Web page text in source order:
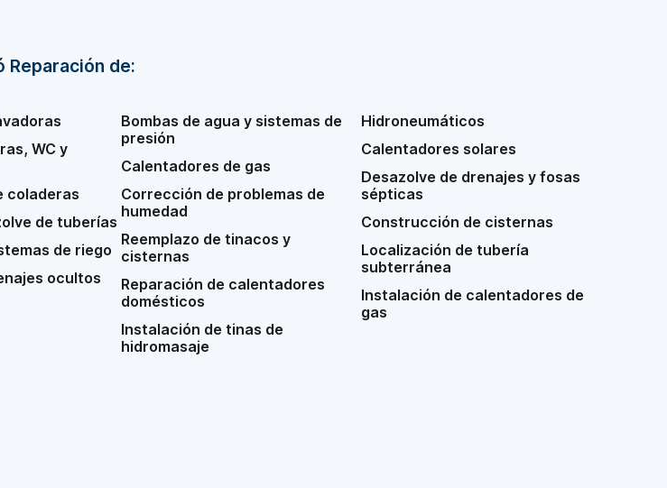
Reparación de:
WC y
coladeras
de tuberías
de riego
ocultos
Bombas de agua y sistemas de
presión
Calentadores de gas
Corrección de problemas de
humedad
Reemplazo de tinacos y
cisternas
Reparación de calentadores
domésticos
Instalación de tinas de
hidromasaje
Hidroneumáticos
Calentadores solares
Desazolve de drenajes y fosas
sépticas
Construcción de cisternas
Localización de tubería
subterránea
Instalación de calentadores de
gas